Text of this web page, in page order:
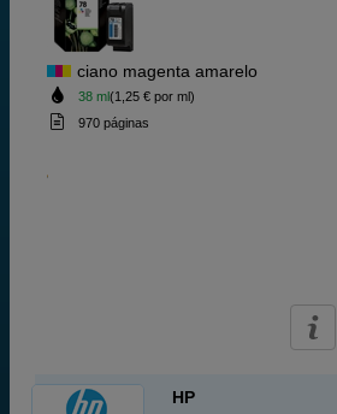
ciano magenta amarelo
38 ml(1,25 € por ml)
970 páginas
HP